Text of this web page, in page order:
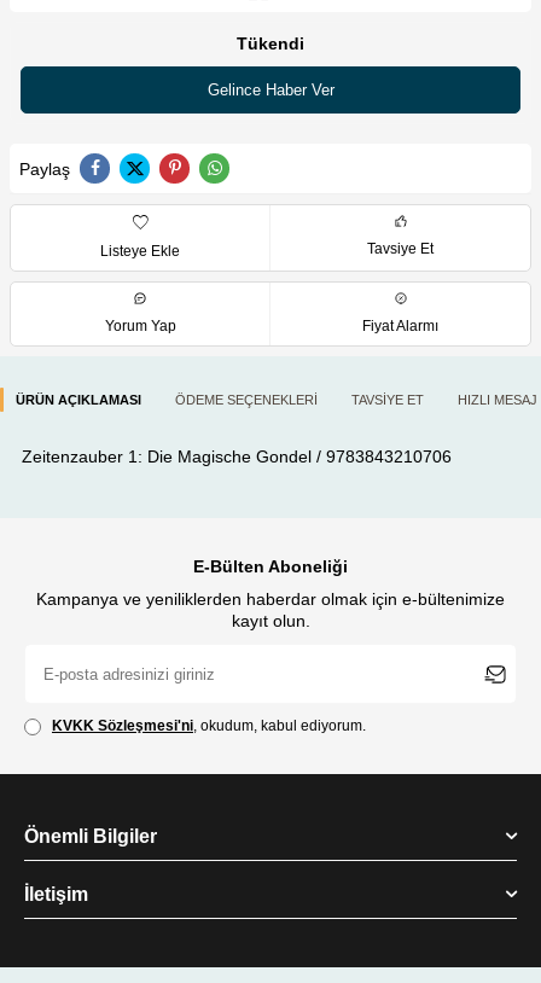
Tükendi
Gelince Haber Ver
Paylaş
Listeye Ekle Tavsiye Et
Yorum Yap Fiyat Alarmı
ÜRÜN AÇIKLAMASI ÖDEME SEÇENEKLERI TAVSIYE ET HIZLI MESAJ
Zeitenzauber 1: Die Magische Gondel / 9783843210706
E-Bülten Aboneliği
Kampanya ve yeniliklerden haberdar olmak için e-bültenimize
kayıt olun.
KVKK Sözleşmesi'ni, okudum, kabul ediyorum.
Önemli Bilgiler
İletişim